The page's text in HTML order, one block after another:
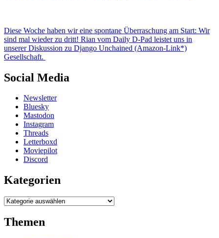
Diese Woche haben wir eine spontane Überraschung am Start: Wir
sind mal wieder zu dritt! Rian vom Daily D-Pad leistet uns in
unserer Diskussion zu Django Unchained (Amazon-Link*)
Gesellschaft.
Social Media
Newsletter
Bluesky
Mastodon
Instagram
Threads
Letterboxd
Moviepilot
Discord
Kategorien
Kategorien
Themen